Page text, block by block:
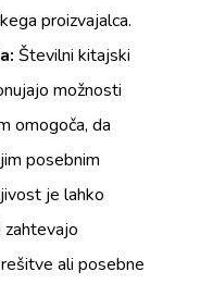
proizvajalca.
Številni kitajski
možnosti
omogoča, da
posebnim
je lahko
ali posebne